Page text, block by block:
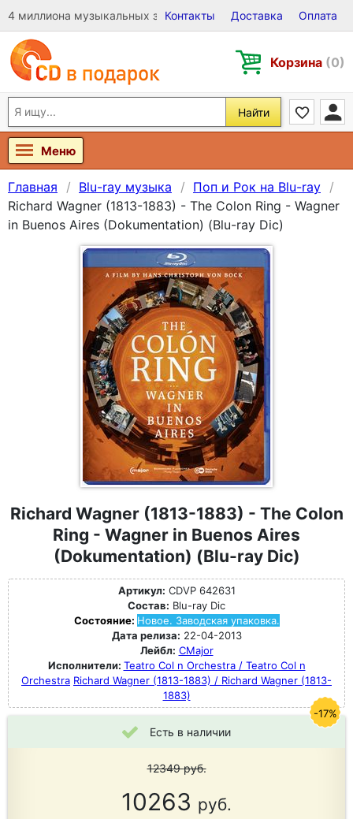
4 миллиона музыкальных записей на Виниле, CD и DVD
Контакты Доставка Оплата
Корзина (0)
Найти
Меню
Главная Blu-ray музыка
Поп и Рок на Blu-ray
Richard Wagner (1813-1883) - The Colon Ring - Wagner
in Buenos Aires (Dokumentation) (Blu-ray Dic)
Richard Wagner (1813-1883) - The Colon
Ring - Wagner in Buenos Aires
(Dokumentation) (Blu-ray Dic)
Артикул: CDVP 642631
Состав: Blu-ray Dic
Состояние: Новое. Заводская упаковка.
Дата релиза: 22-04-2013
Лейбл: CMajor
Исполнители: Teatro Col n Orchestra / Teatro Col n
Orchestra Richard Wagner (1813-1883) / Richard Wagner (1813-
1883)
Есть в наличии
12349руб.
10263 руб.
-17%